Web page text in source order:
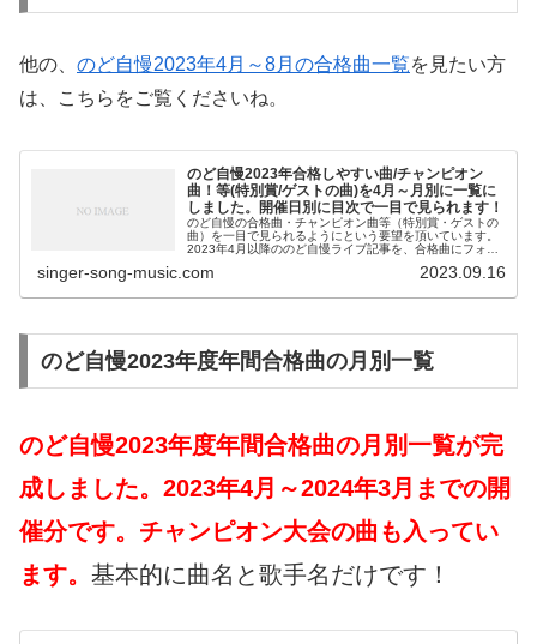
他の、 のど自慢2023年4月～8月の合格曲一覧を見たい方
は、こちらをご覧くださいね。
のど自慢2023年合格しやすい曲/チャンピオン
曲！等(特別賞/ゲストの曲)を4月～月別に一覧に
しました。開催日別に目次で一目で見られます！
のど自慢の合格曲・チャンピオン曲等（特別賞・ゲストの
曲）を一目で見られるようにという要望を頂いています。
2023年4月以降ののど自慢ライブ記事を、合格曲にフォー
の歌を歌った歌手の名前も入れ...
singer-song-music.com 2023.09.16
のど自慢2023年度年間合格曲の月別一覧
のど自慢2023年度年間合格曲の月別一覧が完
成しました。2023年4月～2024年3月までの開
催分です。チャンピオン大会の曲も入ってい
ます。 基本的に曲名と歌手名だけです！